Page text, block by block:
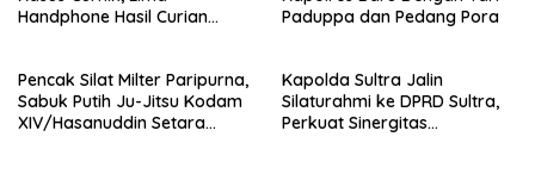
Handphone Hasil Curian
Paduppa dan Pedang Pora
Pencak Silat Milter Paripurna,
Sabuk Putih Ju-Jitsu Kodam
XIV/Hasanuddin Setara
Kapolda Sultra Jalin
Silaturahmi ke DPRD Sultra,
Perkuat Sinergitas